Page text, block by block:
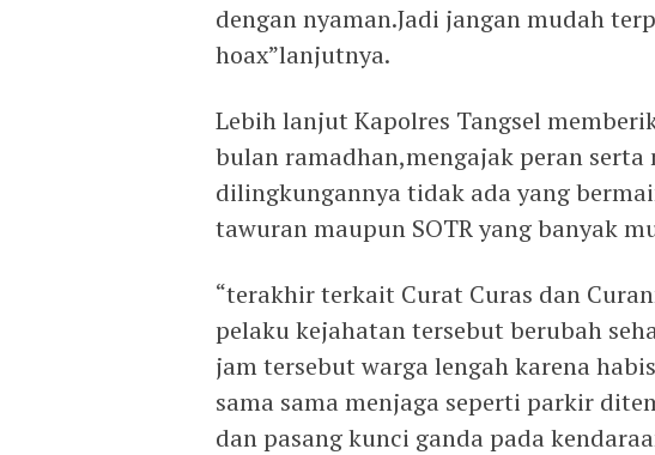
dengan nyaman.Jadi jangan mudah
hoax”lanjutnya.
Lebih lanjut Kapolres Tangsel
bulan ramadhan,mengajak peran
dilingkungannya tidak ada yang
tawuran maupun SOTR yang banyak
“terakhir terkait Curat Curas dan
pelaku kejahatan tersebut berubah
jam tersebut warga lengah karena
sama sama menjaga seperti parkir
dan pasang kunci ganda pada